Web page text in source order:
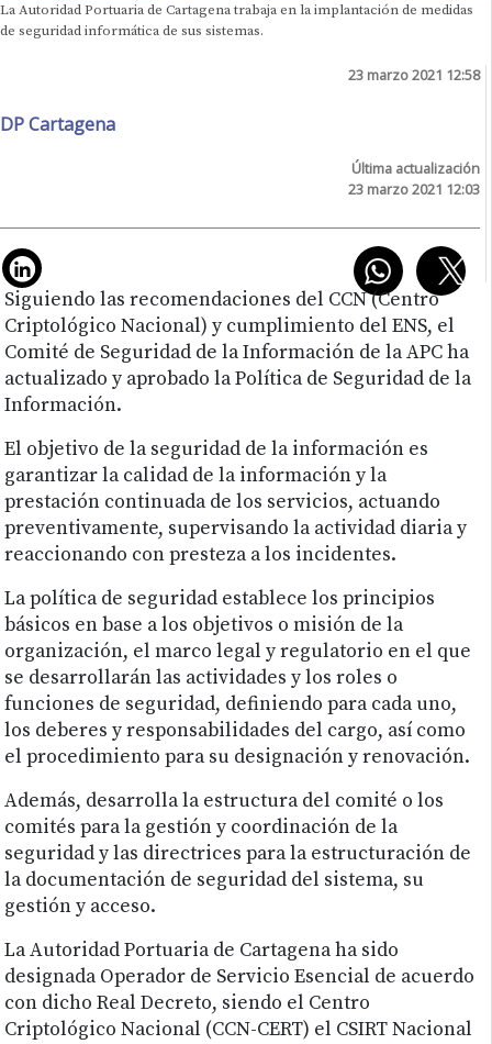
La Autoridad Portuaria de Cartagena trabaja en la implantación de medidas
de seguridad informática de sus sistemas.
23 marzo 2021 12:58
DP Cartagena
Última actualización
23 marzo 2021 12:03
Siguiendo las recomendaciones del CCN (Centro
Criptológico Nacional) y cumplimiento del ENS, el
Comité de Seguridad de la Información de la APC ha
actualizado y aprobado la Política de Seguridad de la
Información.
El objetivo de la seguridad de la información es
garantizar la calidad de la información y la
prestación continuada de los servicios, actuando
preventivamente, supervisando la actividad diaria y
reaccionando con presteza a los incidentes.
La política de seguridad establece los principios
básicos en base a los objetivos o misión de la
organización, el marco legal y regulatorio en el que
se desarrollarán las actividades y los roles o
funciones de seguridad, definiendo para cada uno,
los deberes y responsabilidades del cargo, así como
el procedimiento para su designación y renovación.
Además, desarrolla la estructura del comité o los
comités para la gestión y coordinación de la
seguridad y las directrices para la estructuración de
la documentación de seguridad del sistema, su
gestión y acceso.
La Autoridad Portuaria de Cartagena ha sido
designada Operador de Servicio Esencial de acuerdo
con dicho Real Decreto, siendo el Centro
Criptológico Nacional (CCN-CERT) el CSIRT Nacional